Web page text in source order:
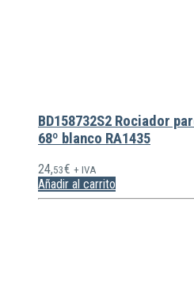
BD158732S2 Rociador
68º blanco RA1435
24,53€ + IVA
Añadir al carrito